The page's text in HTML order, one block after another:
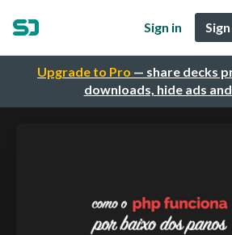
Upgrade to Pro — share decks
downloads, hide ads
Sign in